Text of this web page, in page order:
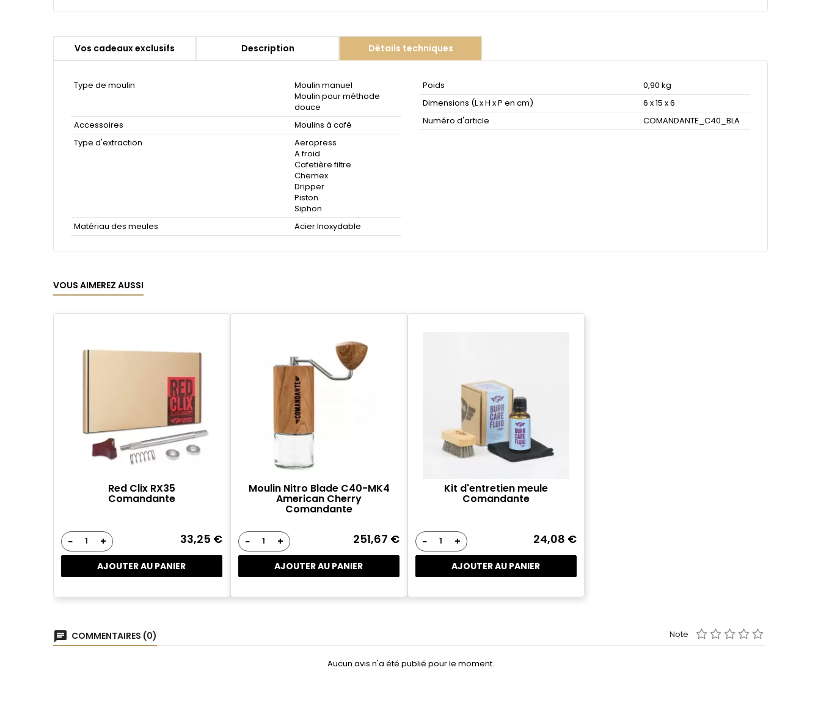
Vos cadeaux exclusifs Description Détails techniques
Type de moulin
Moulin manuel
Moulin pour méthode
douce
Accessoires
Moulins à café
Type d'extraction
Aeropress
A froid
Cafetière filtre
Chemex
Dripper
Piston
Siphon
Matériau des meules
Acier Inoxydable
Poids
0,90 kg
Dimensions (L x H x P en cm)
6 x 15 x 6
Numéro d'article
COMANDANTE_C40_BLA
VOUS AIMEREZ AUSSI
Red Clix RX35
Comandante
− + 33,25 €
AJOUTER AU PANIER
Moulin Nitro Blade C40-MK4
American Cherry
Comandante
− + 251,67 €
AJOUTER AU PANIER
Kit d'entretien meule
Comandante
− + 24,08 €
AJOUTER AU PANIER
chat COMMENTAIRES (0) Note
Aucun avis n'a été publié pour le moment.